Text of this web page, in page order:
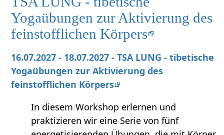
Yogaübungen zur Aktivierung des
feinstofflichen Körpers
16.07.2027 - 18.07.2027 - TSA LUNG - tibetische
Yogaübungen zur Aktivierung des
feinstofflichen Körpers
In diesem Workshop erlernen und
praktizieren wir eine Serie von fünf